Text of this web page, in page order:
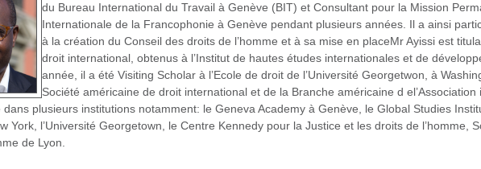
du Bureau International du Travail à Genève (BIT) et Consultant pour la Mission
Internationale de la Francophonie à Genève pendant plusieurs années. Il a ainsi
à la création du Conseil des droits de l’homme et à sa mise en placeMr Ayissi est
droit international, obtenus à l’Institut de hautes études internationales et de
année, il a été Visiting Scholar à l’Ecole de droit de l’Université Georgetwon, à
Société américaine de droit international et de la Branche américaine d
dans plusieurs institutions notamment: le Geneva Academy à Genève, le Global Studies
York, l’Université Georgetown, le Centre Kennedy pour la Justice et les droits de l’homme,
de Lyon.